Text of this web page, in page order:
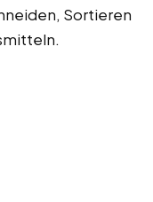
Sortieren